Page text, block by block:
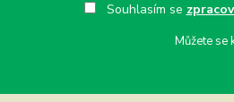
Souhlasím se
Můžete se